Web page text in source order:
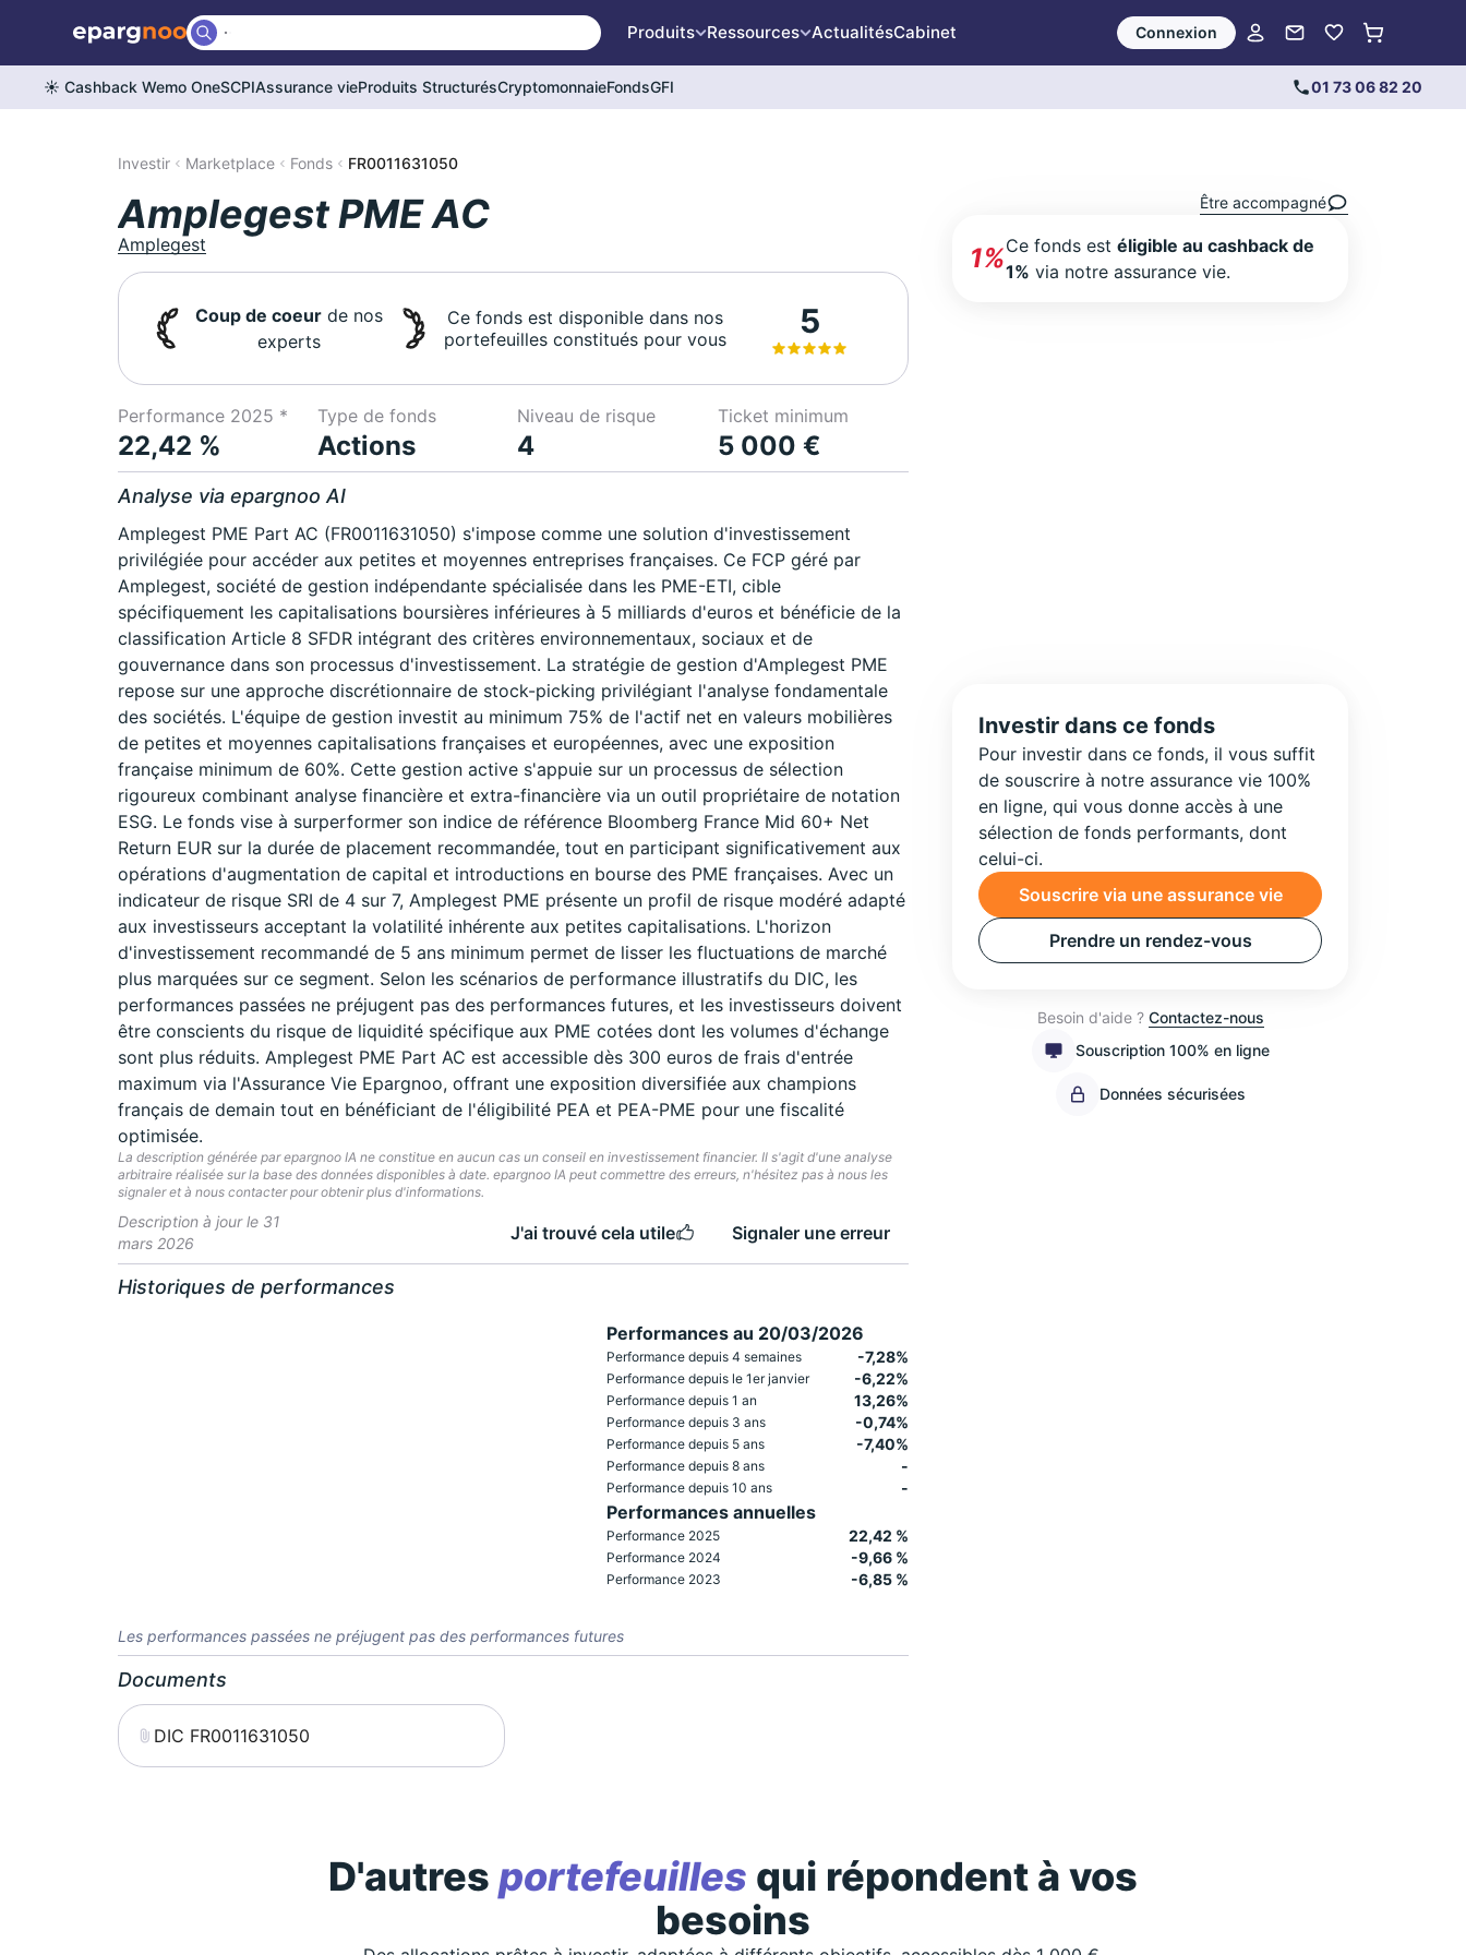
Produits Ressources ActualitésCabinet Connexion
☀️ Cashback Wemo OneSCPIAssurance vieProduits StructurésCryptomonnaieFondsGFI 01 73 06 82 20
Investir Marketplace Fonds FR0011631050
Amplegest PME AC
Amplegest
Coup de coeurde nos
experts
Ce fonds est disponible dans nos
portefeuilles constitués pour vous
5
Performance 2025 *
22,42 %
Type de fonds
Actions
Niveau de risque
4
Ticket minimum
5 000 €
Analyse via epargnoo AI
Amplegest PME Part AC (FR0011631050) s'impose comme une solution d'investissement
privilégiée pour accéder aux petites et moyennes entreprises françaises. Ce FCP géré par
Amplegest, société de gestion indépendante spécialisée dans les PME-ETI, cible
spécifiquement les capitalisations boursières inférieures à 5 milliards d'euros et bénéficie de la
classification Article 8 SFDR intégrant des critères environnementaux, sociaux et de
gouvernance dans son processus d'investissement. La stratégie de gestion d'Amplegest PME
repose sur une approche discrétionnaire de stock-picking privilégiant l'analyse fondamentale
des sociétés. L'équipe de gestion investit au minimum 75% de l'actif net en valeurs mobilières
de petites et moyennes capitalisations françaises et européennes, avec une exposition
française minimum de 60%. Cette gestion active s'appuie sur un processus de sélection
rigoureux combinant analyse financière et extra-financière via un outil propriétaire de notation
ESG. Le fonds vise à surperformer son indice de référence Bloomberg France Mid 60+ Net
Return EUR sur la durée de placement recommandée, tout en participant significativement aux
opérations d'augmentation de capital et introductions en bourse des PME françaises. Avec un
indicateur de risque SRI de 4 sur 7, Amplegest PME présente un profil de risque modéré adapté
aux investisseurs acceptant la volatilité inhérente aux petites capitalisations. L'horizon
d'investissement recommandé de 5 ans minimum permet de lisser les fluctuations de marché
plus marquées sur ce segment. Selon les scénarios de performance illustratifs du DIC, les
performances passées ne préjugent pas des performances futures, et les investisseurs doivent
être conscients du risque de liquidité spécifique aux PME cotées dont les volumes d'échange
sont plus réduits. Amplegest PME Part AC est accessible dès 300 euros de frais d'entrée
maximum via l'Assurance Vie Epargnoo, offrant une exposition diversifiée aux champions
français de demain tout en bénéficiant de l'éligibilité PEA et PEA-PME pour une fiscalité
optimisée.
La description générée par epargnoo IA ne constitue en aucun cas un conseil en investissement financier. Il s'agit d'une analyse
arbitraire réalisée sur la base des données disponibles à date. epargnoo IA peut commettre des erreurs, n'hésitez pas à nous les
signaler et à nous contacter pour obtenir plus d'informations.
Description à jour le 31
mars 2026
J'ai trouvé cela utile Signaler une erreur
Historiques de performances
Performances au 20/03/2026
Performance depuis 4 semaines -7,28%
Performance depuis le 1er janvier -6,22%
Performance depuis 1 an 13,26%
Performance depuis 3 ans -0,74%
Performance depuis 5 ans -7,40%
Performance depuis 8 ans -
Performance depuis 10 ans -
Performances annuelles
Performance 2025 22,42 %
Performance 2024 -9,66 %
Performance 2023 -6,85 %
Les performances passées ne préjugent pas des performances futures
Documents
DIC FR0011631050
Être accompagné
1%Ce fonds estéligible au cashback de
1% via notre assurance vie.
Investir dans ce fonds
Pour investir dans ce fonds, il vous suffit
de souscrire à notre assurance vie 100%
en ligne, qui vous donne accès à une
sélection de fonds performants, dont
celui-ci.
Souscrire via une assurance vie
Prendre un rendez-vous
Besoin d'aide ? Contactez-nous
Souscription 100% en ligne
Données sécurisées
D'autres portefeuilles qui répondent à vos
besoins